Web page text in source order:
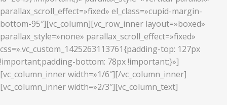
parallax_scroll_effect=»fixed» el_class=»cupid-margin-
bottom-95″][vc_column][vc_row_inner layout=»boxed»
parallax_style=»none» parallax_scroll_effect=»fixed»
css=».vc_custom_1425263113761{padding-top: 127px
!important;padding-bottom: 78px !important;}»]
[vc_column_inner width=»1/6″][/vc_column_inner]
[vc_column_inner width=»2/3″][vc_column_text]